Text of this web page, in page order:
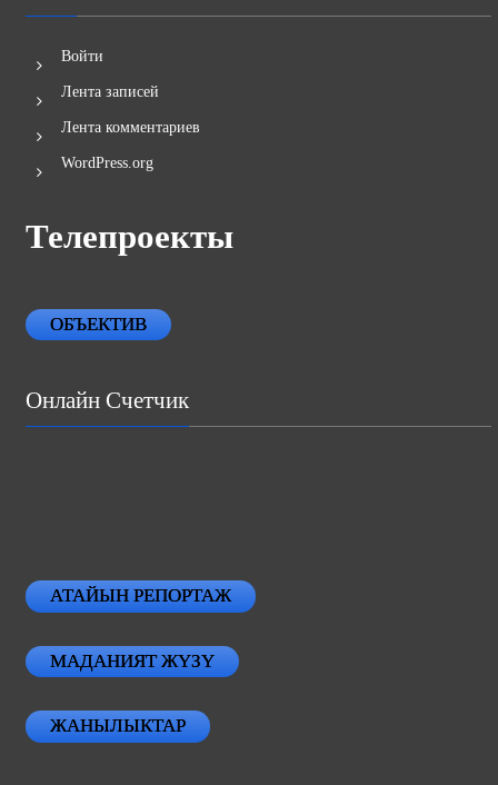
Войти
Лента записей
Лента комментариев
WordPress.org
Телепроекты
ОБЪЕКТИВ
Онлайн Счетчик
АТАЙЫН РЕПОРТАЖ
МАДАНИЯТ ЖҮЗҮ
ЖАНЫЛЫКТАР